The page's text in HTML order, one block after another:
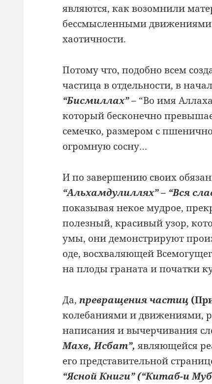
являются, как возомнили
бессмысленными движениями
хаотичности.
Потому что, подобно всем
частица в отдельности, в
“Бисмиллах”– “Во имя
который бесконечно
семечко, размером с
огромную сосну…
И по завершению своих
“Альхамдулиллях” – “Вся
показывая некое мудрое,
полезный, красивый узор,
умы, они демонстрируют
оде, восхваляющей
на плоды граната и початки
Да,превращения частиц
колебаниями и движениями,
написания и вычерчивания
Махв, Исбат”, являющейся
его представительной
“Ясной Книги” (“Китаб-и